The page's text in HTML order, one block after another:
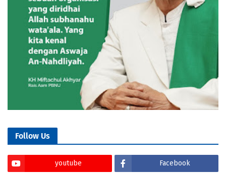
Follow Us
youtube Facebook